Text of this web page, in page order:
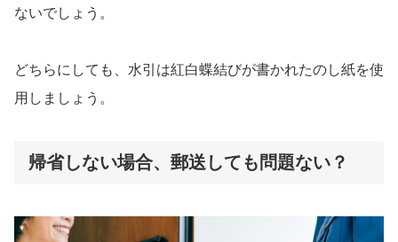
ないでしょう。
どちらにしても、水引は紅白蝶結びが書かれたのし紙を使
用しましょう。
帰省しない場合、郵送しても問題ない？